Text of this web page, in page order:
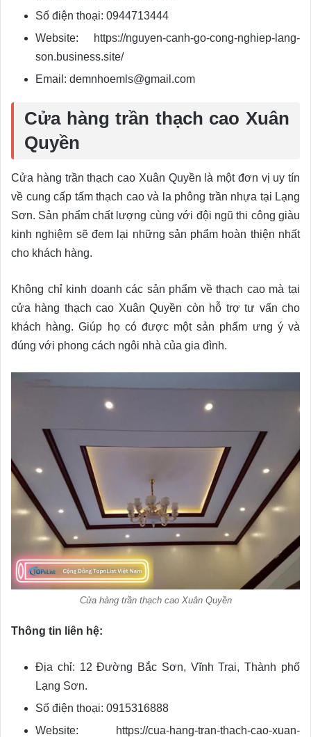
Số điện thoại: 0944713444
Website: https://nguyen-canh-go-cong-nghiep-lang-
son.business.site/
Email: demnhoemls@gmail.com
Cửa hàng trần thạch cao Xuân
Quyền
Cửa hàng trần thạch cao Xuân Quyền là một đơn vị uy tín
về cung cấp tấm thạch cao và la phông trần nhựa tại Lạng
Sơn. Sản phẩm chất lượng cùng với đội ngũ thi công giàu
kinh nghiệm sẽ đem lại những sản phẩm hoàn thiện nhất
cho khách hàng.
Không chỉ kinh doanh các sản phẩm về thạch cao mà tại
cửa hàng thạch cao Xuân Quyền còn hỗ trợ tư vấn cho
khách hàng. Giúp họ có được một sản phẩm ưng ý và
đúng với phong cách ngôi nhà của gia đình.
Cửa hàng trần thạch cao Xuân Quyền
Thông tin liên hệ:
Địa chỉ: 12 Đường Bắc Sơn, Vĩnh Trại, Thành phố
Lạng Sơn.
Số điện thoại: 0915316888
Website: https://cua-hang-tran-thach-cao-xuan-